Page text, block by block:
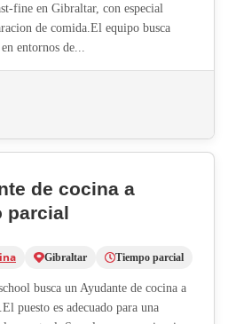
fine en Gibraltar, con especial
de comida.El equipo busca
entornos de...
de cocina a
parcial
Gibraltar Tiempo parcial
busca un Ayudante de cocina a
puesto es adecuado para una